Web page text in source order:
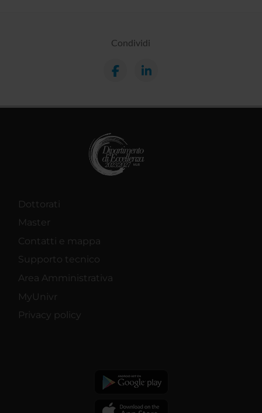
Condividi
Dottorati
Master
Contatti e mappa
Supporto tecnico
Area Amministrativa
MyUnivr
Privacy policy